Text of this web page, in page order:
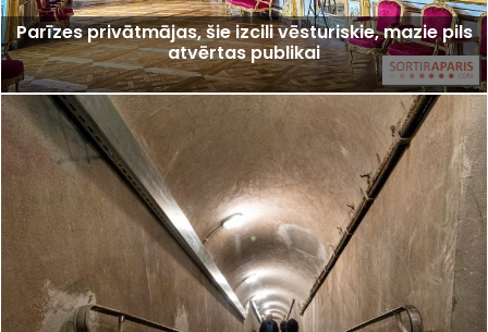
Parīzes privātmājas, šie izcili vēsturiskie, mazie pils
atvērtas publikai